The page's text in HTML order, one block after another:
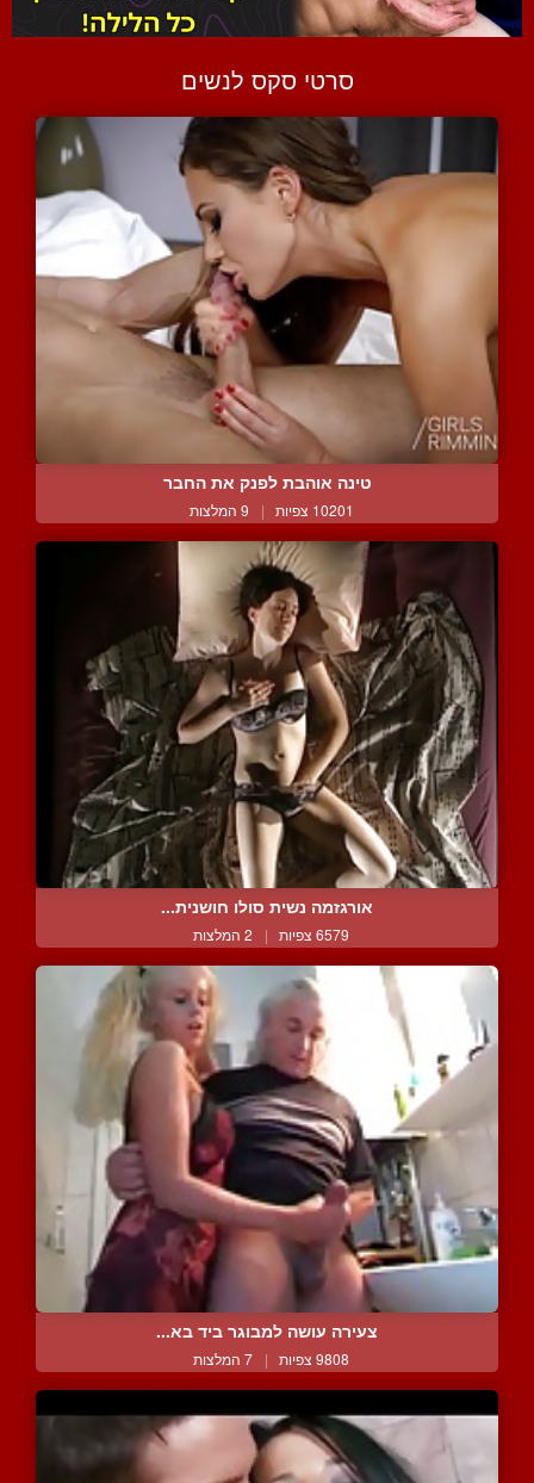
סרטי סקס לנשים
טינה אוהבת לפנק את החבר
10201 צפיות | 9 המלצות
אורגזמה נשית סולו חושנית...
6579 צפיות | 2 המלצות
צעירה עושה למבוגר ביד בא...
9808 צפיות | 7 המלצות